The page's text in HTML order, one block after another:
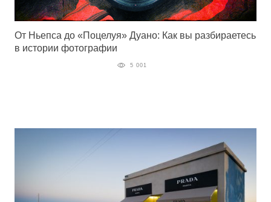
От Ньепса до «Поцелуя» Дуано: Как вы разбираетесь
в истории фотографии
5 001